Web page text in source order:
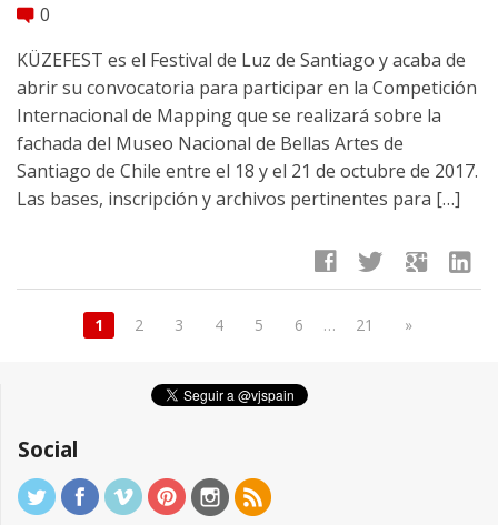
comment 0
KÜZEFEST es el Festival de Luz de Santiago y acaba de
abrir su convocatoria para participar en la Competición
Internacional de Mapping que se realizará sobre la
fachada del Museo Nacional de Bellas Artes de
Santiago de Chile entre el 18 y el 21 de octubre de 2017.
Las bases, inscripción y archivos pertinentes para […]
facebook twitter google linkedin
1 2 3 4 5 6 … 21 »
Social